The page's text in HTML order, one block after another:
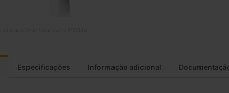
Especificações Informação adicional